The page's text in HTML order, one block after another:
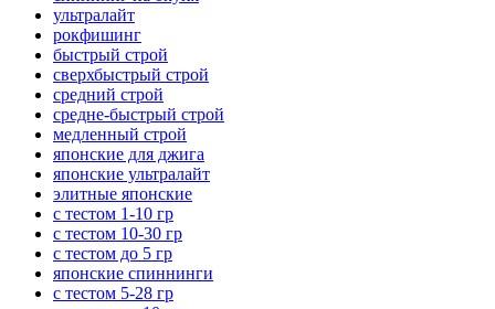
ультралайт
рокфишинг
быстрый строй
сверхбыстрый строй
средний строй
средне-быстрый строй
медленный строй
японские для джига
японские ультралайт
элитные японские
с тестом 1-10 гр
с тестом 10-30 гр
с тестом до 5 гр
японские спиннинги
с тестом 5-28 гр